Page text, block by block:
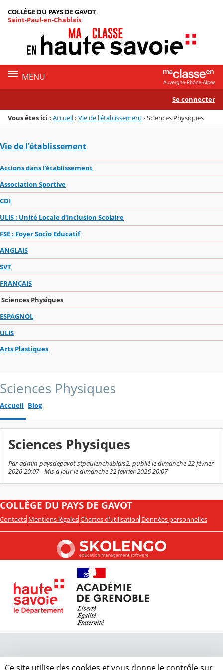
Menu de la rubrique
Contenu
COLLÈGE DU PAYS DE GAVOT
Saint-Paul-en-Chablais
MENU
Se connecter
Vous êtes ici : Accueil›Vie de l'établissement›Sciences Physiques
Vie de l'établissement
Actions dans l'établissement
Association Sportive
CDI
ULIS : Unité Locale d'Inclusion Scolaire
FSE : Foyer Socio Educatif
ANGLAIS
SVT
FRANÇAIS
Sciences Physiques
ESPAGNOL
ULIS
Arts Plastiques
Sciences Physiques
Accueil Blog
Sciences Physiques
Par admin paysdegavot-stpaulenchablais2, publié le dimanche 22 février
2026 20:07 - Mis à jour le dimanche 22 février 2026 20:07
COLLÈGE DU PAYS DE GAVOT
Contacts Mentions légales Chartes d'utilisation Données personnelles
Ce site utilise des cookies et vous donne le contrôle sur